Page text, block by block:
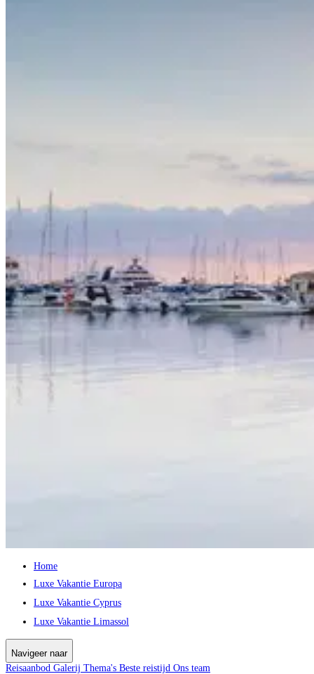
Home
Luxe Vakantie Europa
Luxe Vakantie Cyprus
Luxe Vakantie Limassol
Navigeer naar
Reisaanbod Galerij Thema's Beste reistijd Ons team